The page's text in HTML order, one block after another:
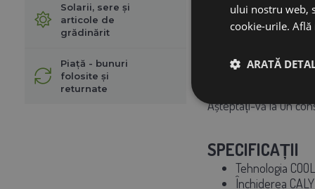
Solarii, sere și
articole de
grădinărit
Piață - bunuri
folosite și
returnate
INSTRUCȚIUNI
Potrivit pentru
Așteptați-vă la un
SPECIFICAȚII
Tehnologia
Închiderea
ului nostru web,
cookie-urile. Află
ARATĂ